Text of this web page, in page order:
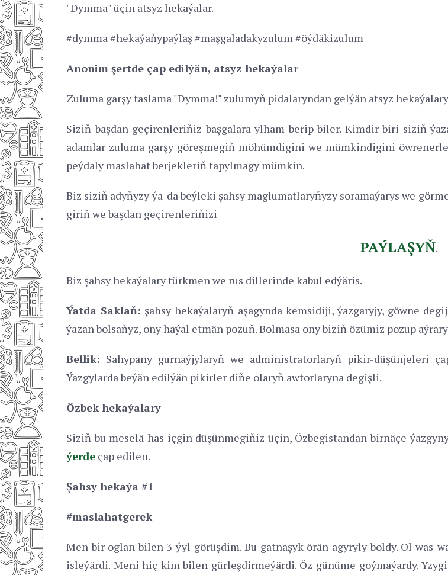
"Dymma" üçin atsyz hekaýalar.
#dymma #hekaýaňypaýlaş #maşgaladakyzulum #öýdäkizulum
Anonim şertde çap edilýän, atsyz hekaýalar
Zuluma garşy taslama "Dymma!" zulumyň pidalaryndan gelýän atsyz
Siziň başdan geçirenleriňiz başgalara ylham berip biler. Kimdir biri siziň
adamlar zuluma garşy göreşmegiň möhümdigini we mümkindigini
peýdaly maslahat berjekleriň tapylmagy mümkin.
Biz siziň adyňyzy ýa-da beýleki şahsy maglumatlaryňyzy soramaýarys we
giriň we başdan geçirenleriňizi
PAÝLAŞYŇ.
Biz şahsy hekaýalary türkmen we rus dillerinde kabul edýäris.
Ýatda Saklaň: şahsy hekaýalaryň aşagynda kemsidiji, ýazgaryjy, göwne
ýazan bolsaňyz, ony haýal etmän pozuň. Bolmasa ony biziň özümiz pozup
Bellik: Sahypany gurnaýjylaryň we administratorlaryň pikir-düşünjeleri
Ýazgylarda beýän edilýän pikirler diňe olaryň awtorlaryna degişli.
Özbek hekaýalary
Siziň bu meselä has içgin düşünmegiňiz üçin, Özbegistandan birnäçe
ýerde çap edilen.
Şahsy hekaýa #1
#maslahatgerek
Men bir oglan bilen 3 ýyl görüşdim. Bu gatnaşyk örän agyryly boldy. Ol was-
isleýärdi. Meni hiç kim bilen gürleşdirmeýärdi. Öz günüme goýmaýardy.